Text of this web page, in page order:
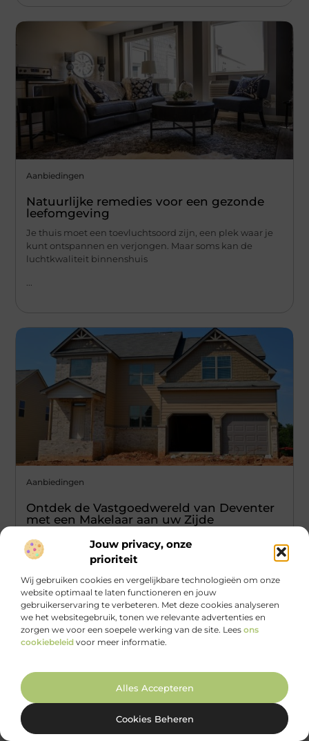
Jouw privacy, onze
prioriteit
Wij gebruiken cookies en vergelijkbare technologieën om onze
website optimaal te laten functioneren en jouw
gebruikerservaring te verbeteren. Met deze cookies analyseren
we het websitegebruik, tonen we relevante advertenties en
zorgen we voor een soepele werking van de site. Lees ons
cookiebeleid voor meer informatie.
Alles Accepteren
Cookies Beheren
Aanbiedingen
Natuurlijke remedies voor een gezonde
leefomgeving
Je thuis moet een toevluchtsoord zijn, een plek waar je
kunt ontspannen en verjongen. Maar soms kan de
luchtkwaliteit binnenshuis
Aanbiedingen
Ontdek de Vastgoedwereld van Deventer
met een Makelaar aan uw Zijde
Deventer, een stad vol charme en geschiedenis, trekt
steeds meer aandacht van huizenkopers en
investeerders. Maar waarom is Deventer zo
...